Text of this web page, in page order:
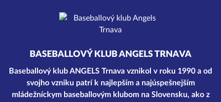
BASEBALLOVÝ KLUB ANGELS TRNAVA
Baseballový klub ANGELS Trnava vznikol v roku 1990 a od
svojho vzniku patrí k najlepším a najúspešnejším
mládežníckym baseballovým klubom na Slovensku, ako z